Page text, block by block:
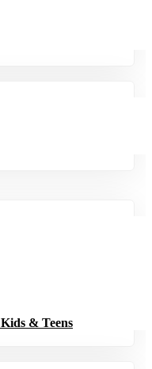
& Teens